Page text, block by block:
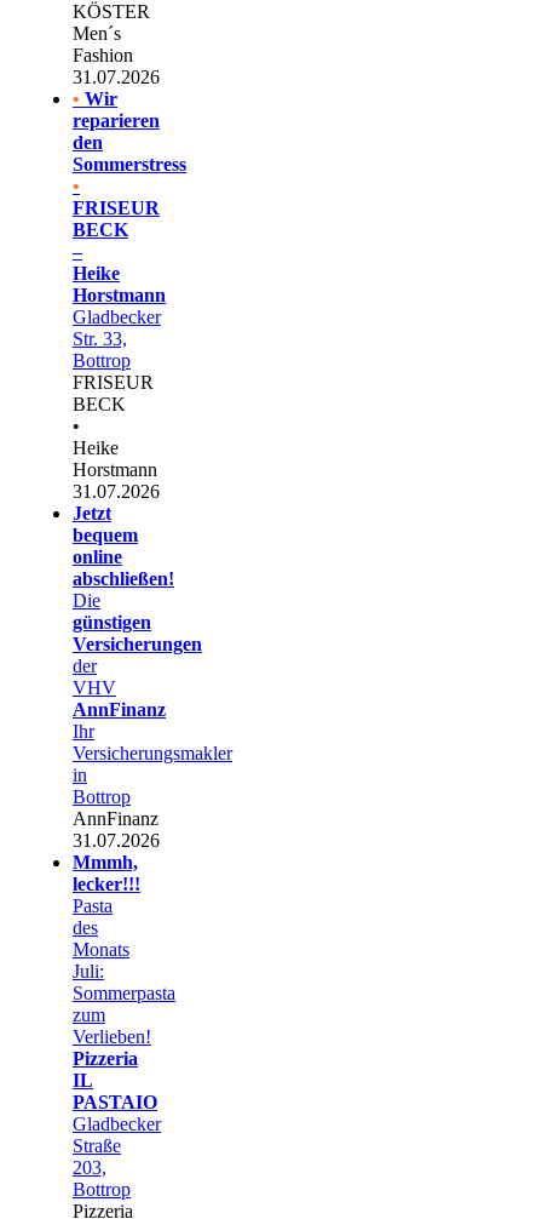
KÖSTER
Men´s
Fashion
31.07.2026
• Wir
reparieren
den
Sommerstress
•
FRISEUR
BECK
–
Heike
Horstmann
Gladbecker
Str. 33,
Bottrop
FRISEUR
BECK
•
Heike
Horstmann
31.07.2026
Jetzt
bequem
online
abschließen!
Die
günstigen
Versicherungen
der
VHV
AnnFinanz
Ihr
Versicherungsmakler
in
Bottrop
AnnFinanz
31.07.2026
Mmmh,
lecker!!!
Pasta
des
Monats
Juli:
Sommerpasta
zum
Verlieben!
Pizzeria
IL
PASTAIO
Gladbecker
Straße
203,
Bottrop
Pizzeria